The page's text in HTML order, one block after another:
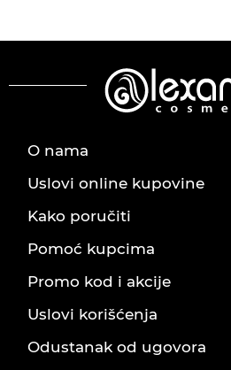
O nama
Uslovi online kupovine
Kako poručiti
Pomoć kupcima
Promo kod i akcije
Uslovi korišćenja
Odustanak od ugovora